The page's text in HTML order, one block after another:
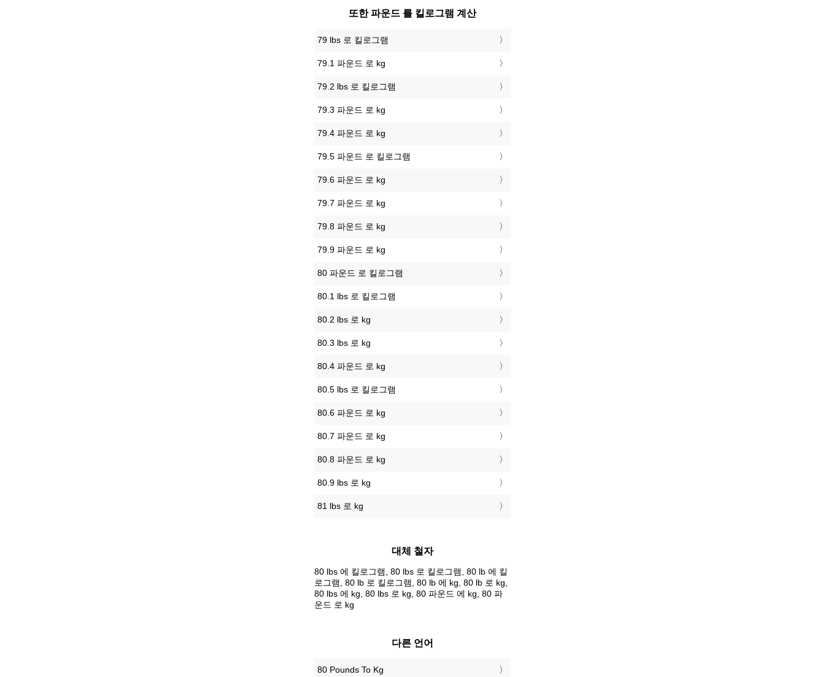
또한 파운드 를 킬로그램 계산
79 lbs 로 킬로그램
79.1 파운드 로 kg
79.2 lbs 로 킬로그램
79.3 파운드 로 kg
79.4 파운드 로 kg
79.5 파운드 로 킬로그램
79.6 파운드 로 kg
79.7 파운드 로 kg
79.8 파운드 로 kg
79.9 파운드 로 kg
80 파운드 로 킬로그램
80.1 lbs 로 킬로그램
80.2 lbs 로 kg
80.3 lbs 로 kg
80.4 파운드 로 kg
80.5 lbs 로 킬로그램
80.6 파운드 로 kg
80.7 파운드 로 kg
80.8 파운드 로 kg
80.9 lbs 로 kg
81 lbs 로 kg
대체 철자
80 lbs 에 킬로그램, 80 lbs 로 킬로그램, 80 lb 에 킬
로그램, 80 lb 로 킬로그램, 80 lb 에 kg, 80 lb 로 kg,
80 lbs 에 kg, 80 lbs 로 kg, 80 파운드 에 kg, 80 파
운드 로 kg
다른 언어
‎80 Pounds To Kg